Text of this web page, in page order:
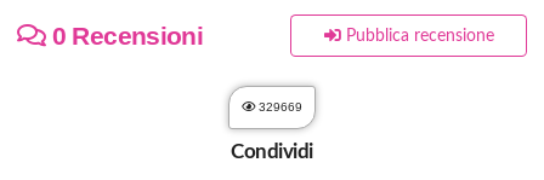
0 Recensioni Pubblica recensione
329669
Condividi